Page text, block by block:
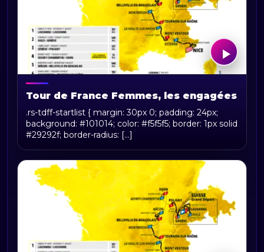
Tour de France Femmes, les engagées
.rs-tdff-startlist { margin: 30px 0; padding: 24px;
background: #101014; color: #f5f5f5; border: 1px solid
#29292f; border-radius: [...]